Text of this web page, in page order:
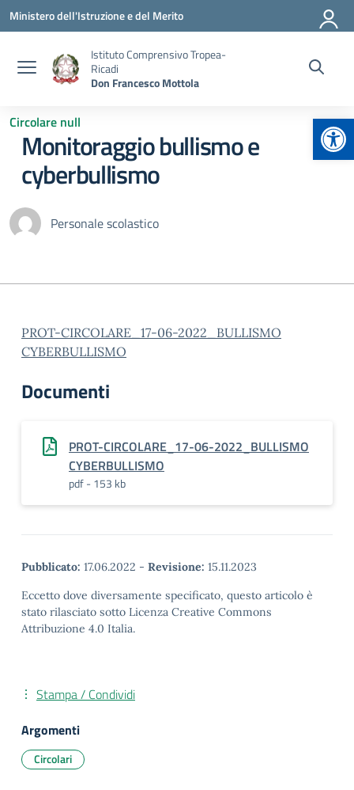
Vai ai contenuti
Vai al menu di navigazione
Vai al footer
Ministero dell'Istruzione e del Merito
Istituto Comprensivo Tropea-
Ricadi
Don Francesco Mottola
Circolare null
Monitoraggio bullismo e
cyberbullismo
Personale scolastico
PROT-CIRCOLARE_17-06-2022_BULLISMO
CYBERBULLISMO
Documenti
PROT-CIRCOLARE_17-06-2022_BULLISMO
CYBERBULLISMO
pdf - 153 kb
Pubblicato: 17.06.2022 - Revisione: 15.11.2023
Eccetto dove diversamente specificato, questo articolo è
stato rilasciato sotto Licenza Creative Commons
Attribuzione 4.0 Italia.
Stampa / Condividi
Argomenti
Circolari